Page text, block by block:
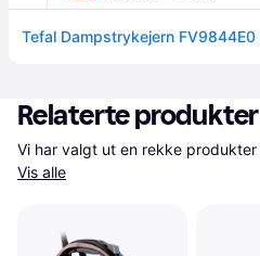
Relaterte produkter
Vis alle